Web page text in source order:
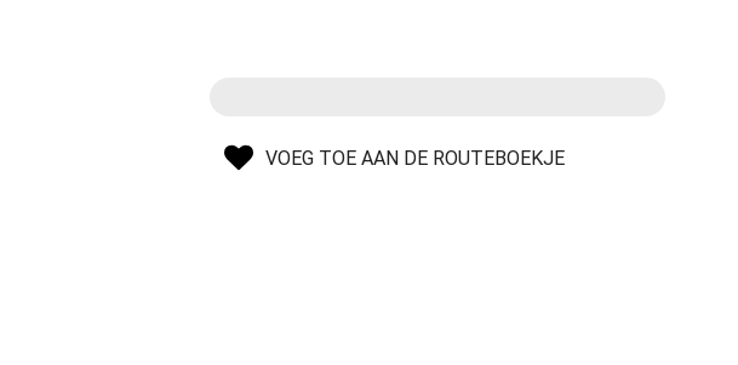
VOEG TOE AAN DE ROUTEBOEKJE